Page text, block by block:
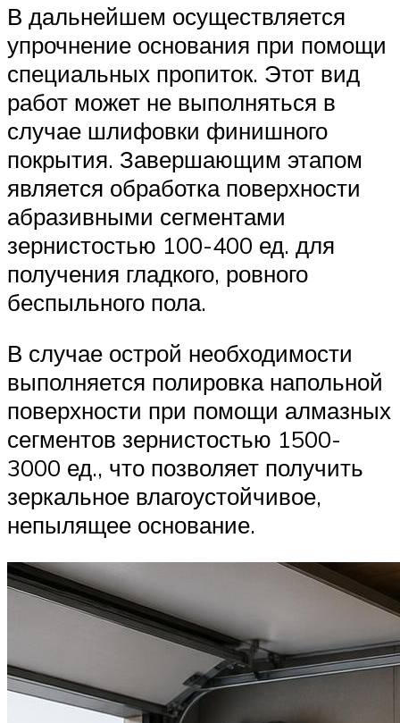
В дальнейшем осуществляется
упрочнение основания при помощи
специальных пропиток. Этот вид
работ может не выполняться в
случае шлифовки финишного
покрытия. Завершающим этапом
является обработка поверхности
абразивными сегментами
зернистостью 100-400 ед. для
получения гладкого, ровного
беспыльного пола.
В случае острой необходимости
выполняется полировка напольной
поверхности при помощи алмазных
сегментов зернистостью 1500-
3000 ед., что позволяет получить
зеркальное влагоустойчивое,
непылящее основание.